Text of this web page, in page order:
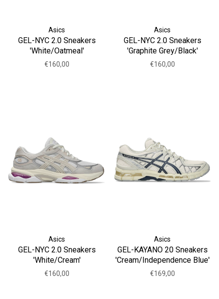
Asics
GEL-NYC 2.0 Sneakers
'White/Oatmeal'
€160,00
Asics
GEL-NYC 2.0 Sneakers
'Graphite Grey/Black'
€160,00
Asics
GEL-NYC 2.0 Sneakers
'White/Cream'
€160,00
Asics
GEL-KAYANO 20 Sneakers
'Cream/Independence Blue'
€169,00